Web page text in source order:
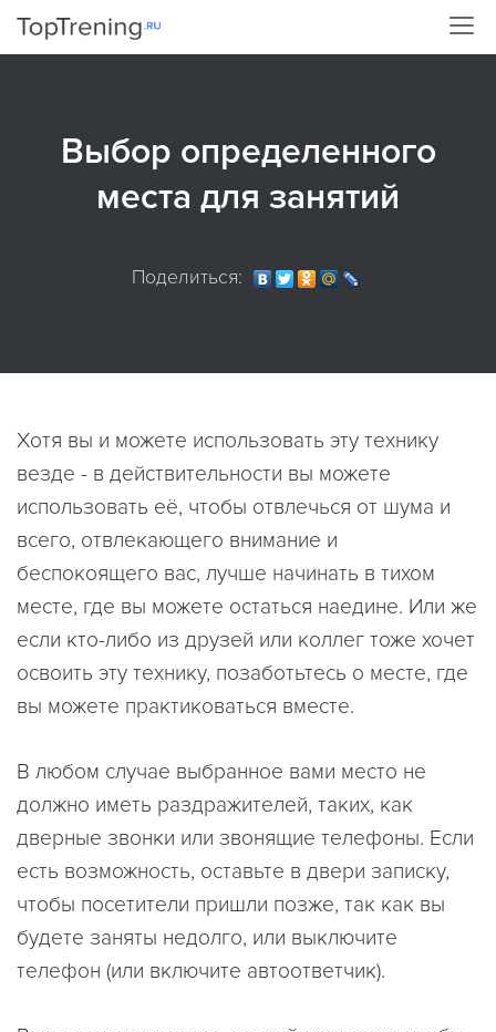
Выбор определенного
места для занятий
Поделиться:
Хотя вы и можете использовать эту технику
везде - в действительности вы можете
использовать её, чтобы отвлечься от шума и
всего, отвлекающего внимание и
беспокоящего вас, лучше начинать в тихом
месте, где вы можете остаться наедине. Или же
если кто-либо из друзей или коллег тоже хочет
освоить эту технику, позаботьтесь о месте, где
вы можете практиковаться вместе.
В любом случае выбранное вами место не
должно иметь раздражителей, таких, как
дверные звонки или звонящие телефоны. Если
есть возможность, оставьте в двери записку,
чтобы посетители пришли позже, так как вы
будете заняты недолго, или выключите
телефон (или включите автоответчик).